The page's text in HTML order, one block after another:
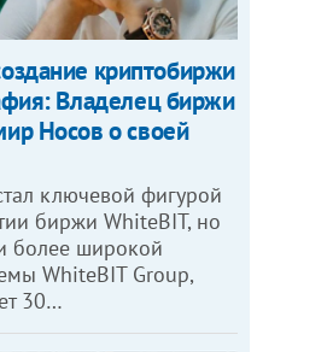
криптобиржи
Владелец биржи
Носов о своей
ключевой фигурой
биржи WhiteBIT, но
более широкой
WhiteBIT Group,
30…